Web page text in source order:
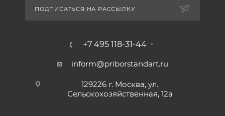
ПОДПИСАТЬСЯ НА РАССЫЛКУ
+7 495 118-31-44
inform@priborstandart.ru
129226 г. Москва, ул.
Сельскохозяйственная, 12а